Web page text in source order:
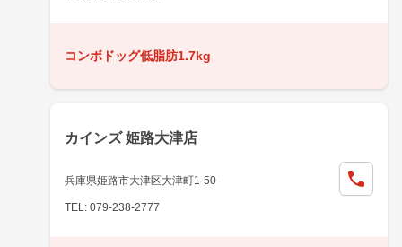
コンボドッグ低脂肪1.7kg
カインズ 姫路大津店
兵庫県姫路市大津区大津町1-50
TEL: 079-238-2777